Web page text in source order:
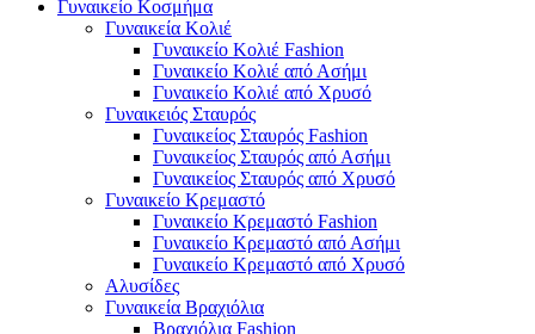
Γυναικείο Κοσμήμα
Γυναικεία Κολιέ
Γυναικείο Κολιέ Fashion
Γυναικείο Κολιέ από Ασήμι
Γυναικείο Κολιέ από Χρυσό
Γυναικειός Σταυρός
Γυναικείος Σταυρός Fashion
Γυναικείος Σταυρός από Ασήμι
Γυναικείος Σταυρός από Χρυσό
Γυναικείο Κρεμαστό
Γυναικείο Κρεμαστό Fashion
Γυναικείο Κρεμαστό από Ασήμι
Γυναικείο Κρεμαστό από Χρυσό
Αλυσίδες
Γυναικεία Βραχιόλια
Βραχιόλια Fashion